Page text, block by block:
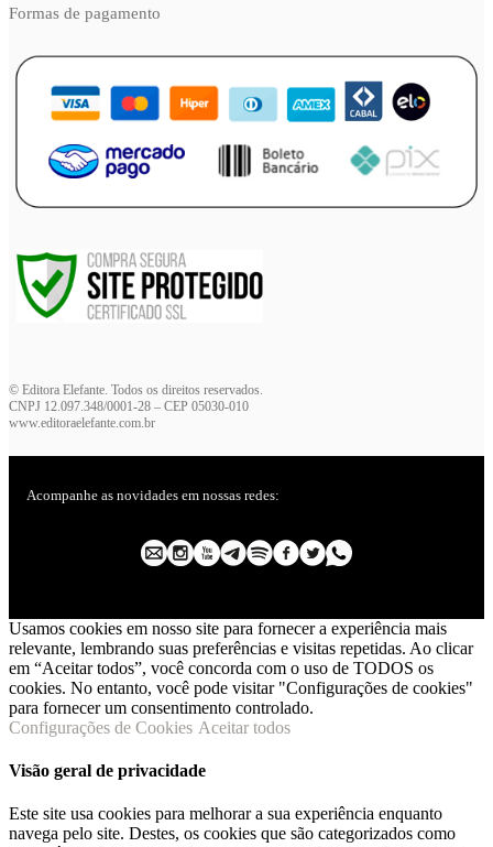
Formas de pagamento
© Editora Elefante. Todos os direitos reservados.
CNPJ 12.097.348/0001-28 – CEP 05030-010
www.editoraelefante.com.br
Acompanhe as novidades em nossas redes:
Usamos cookies em nosso site para fornecer a experiência mais
relevante, lembrando suas preferências e visitas repetidas. Ao clicar
em “Aceitar todos”, você concorda com o uso de TODOS os
cookies. No entanto, você pode visitar "Configurações de cookies"
para fornecer um consentimento controlado.
Configurações de Cookies Aceitar todos
Visão geral de privacidade
Este site usa cookies para melhorar a sua experiência enquanto
navega pelo site. Destes, os cookies que são categorizados como